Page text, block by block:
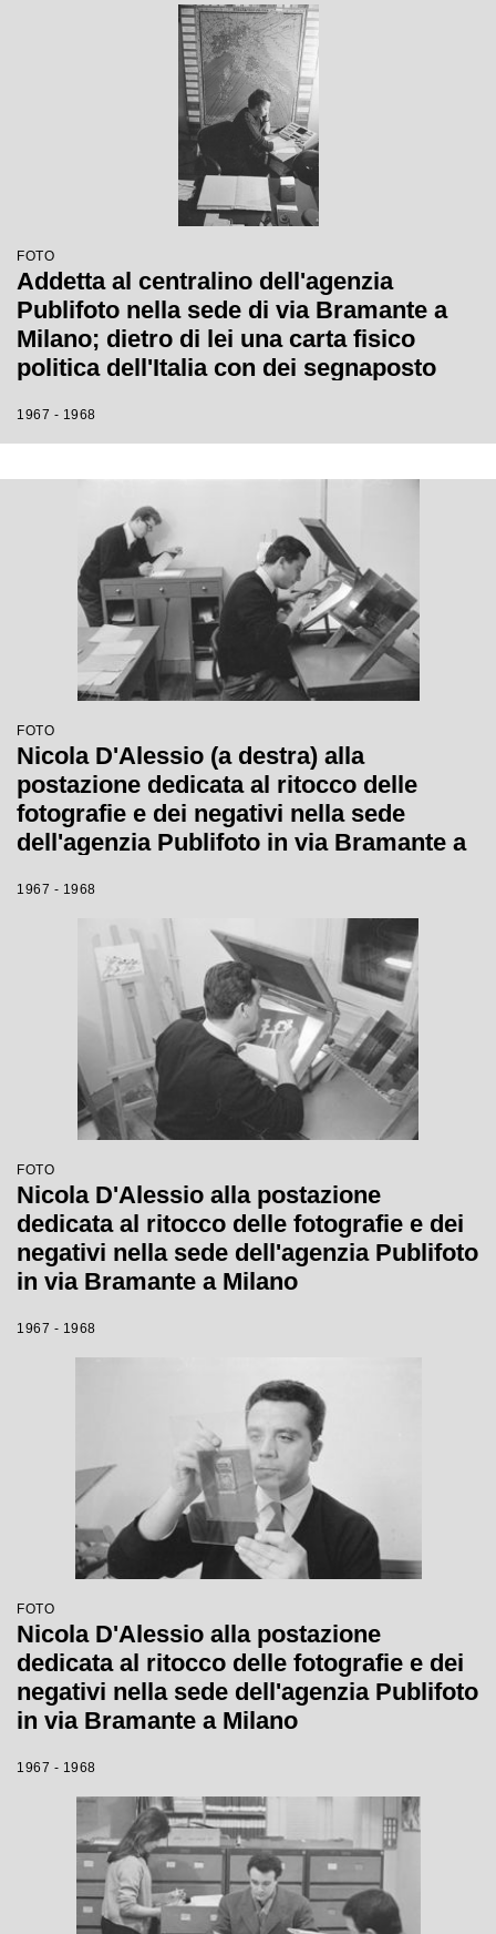
FOTO
Addetta al centralino dell'agenzia
Publifoto nella sede di via Bramante a
Milano; dietro di lei una carta fisico
politica dell'Italia con dei segnaposto
1967 - 1968
FOTO
Nicola D'Alessio (a destra) alla
postazione dedicata al ritocco delle
fotografie e dei negativi nella sede
dell'agenzia Publifoto in via Bramante a
1967 - 1968
FOTO
Nicola D'Alessio alla postazione
dedicata al ritocco delle fotografie e dei
negativi nella sede dell'agenzia Publifoto
in via Bramante a Milano
1967 - 1968
FOTO
Nicola D'Alessio alla postazione
dedicata al ritocco delle fotografie e dei
negativi nella sede dell'agenzia Publifoto
in via Bramante a Milano
1967 - 1968